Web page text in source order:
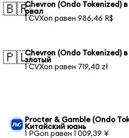
🇧🇷Chevron (Ondo Tokenized) в
реал
1 CVXon равен 986,46 R$
🇵🇱Chevron (Ondo Tokenized)
злотый
1 CVXon равен 719,40 zł
Procter & Gamble (Ondo
Китайский юань
1 PGon равен 1 009,39 ¥